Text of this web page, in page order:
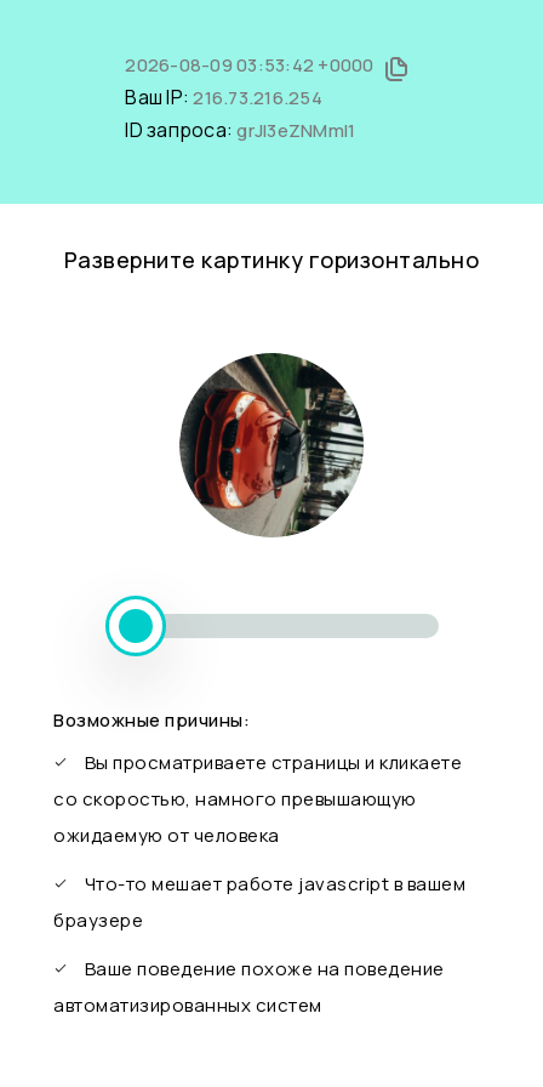
2026-08-09 03:53:42 +0000
Ваш IP:216.73.216.254
ID запроса:grJl3eZNMmI1
Разверните картинку горизонтально
Возможные причины:
Вы просматриваете страницы и кликаете
со скоростью, намного превышающую
ожидаемую от человека
Что-то мешает работе javascript в вашем
браузере
Ваше поведение похоже на поведение
автоматизированных систем